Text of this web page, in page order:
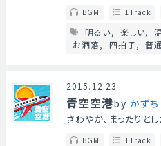
BGM 1Track
明るい 楽しい
お洒落
四拍子 普
2015.12.23
青空空港by かずち
さわやか、まったりと
BGM 1Track